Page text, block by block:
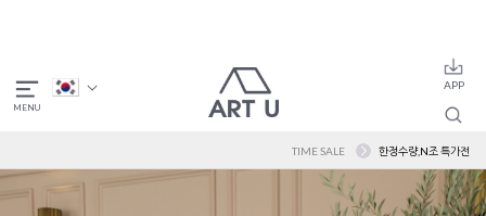
TIME SALE 한정수량,N조 특가전